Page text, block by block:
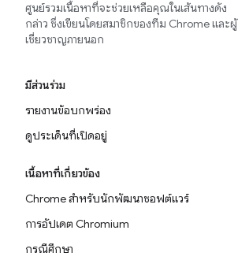
ศูนย์รวมเนื้อหาที่จะช่วยเหลือคุณในเส้นทางดัง
กล่าว ซึ่งเขียนโดยสมาชิกของทีม Chrome และผู้
เชี่ยวชาญภายนอก
มีส่วนร่วม
รายงานข้อบกพร่อง
ดูประเด็นที่เปิดอยู่
เนื้อหาที่เกี่ยวข้อง
Chrome สำหรับนักพัฒนาซอฟต์แวร์
การอัปเดต Chromium
กรณีศึกษา